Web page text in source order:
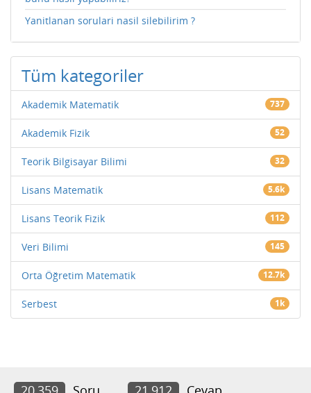
Yanitlanan sorulari nasil silebilirim ?
Tüm kategoriler
Akademik Matematik 737
Akademik Fizik 52
Teorik Bilgisayar Bilimi 32
Lisans Matematik 5.6k
Lisans Teorik Fizik 112
Veri Bilimi 145
Orta Öğretim Matematik 12.7k
Serbest 1k